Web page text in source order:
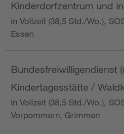
Kinderdorfzentrum und
in Vollzeit (38,5 Std./Wo.),
Essen
Bundesfreiwilligendienst
Kindertagesstätte /
in Vollzeit (38,5 Std./Wo.),
Vorpommern, Grimmen